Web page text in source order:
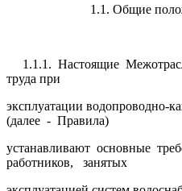
1.1. Общие
1.1.1. Настоящие
труда при
эксплуатации водопроводно-
(далее - Правила)
устанавливают основные
работников, занятых